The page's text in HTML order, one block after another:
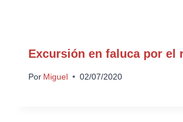
Excursión en faluca por el
Por Miguel 02/07/2020